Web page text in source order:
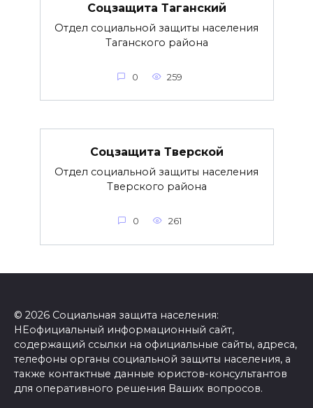
Соцзащита Таганский
Отдел социальной защиты населения
Таганского района
0 259
Соцзащита Тверской
Отдел социальной защиты населения
Тверского района
0 261
© 2026 Социальная защита населения:
НЕофициальный информационный сайт,
содержащий ссылки на официальные сайты, адреса,
телефоны органы социальной защиты населения, а
также контактные данные юристов-консультантов
для оперативного решения Ваших вопросов.